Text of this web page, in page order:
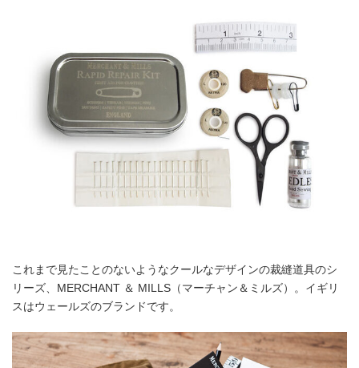
これまで見たことのないようなクールなデザインの裁縫道具のシ
リーズ、MERCHANT ＆ MILLS（マーチャン＆ミルズ）。イギリ
スはウェールズのブランドです。